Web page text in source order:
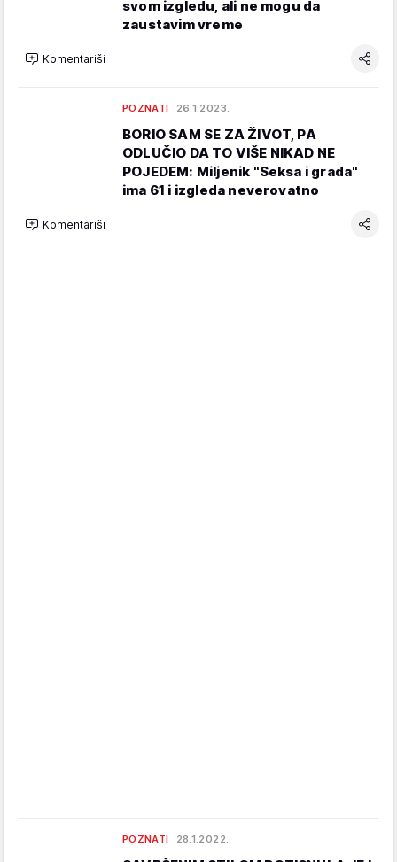
svom izgledu, ali ne mogu da
zaustavim vreme
Komentariši
POZNATI 26.1.2023.
BORIO SAM SE ZA ŽIVOT, PA
ODLUČIO DA TO VIŠE NIKAD NE
POJEDEM: Miljenik "Seksa i grada"
ima 61 i izgleda neverovatno
Komentariši
POZNATI 28.1.2022.